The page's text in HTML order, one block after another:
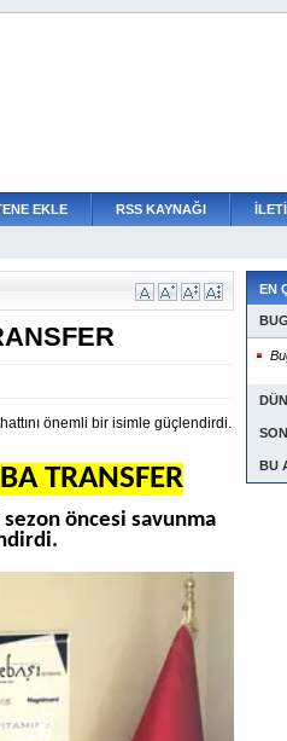
EKLE RSS KAYNAĞI
önemli bir isimle güçlendirdi.
TRANSFER
öncesi savunma
EN
DÜN
BU